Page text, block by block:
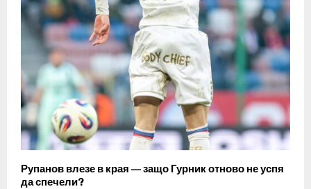
Рупанов влезе в края — защо Гурник отново не успя
да спечели?